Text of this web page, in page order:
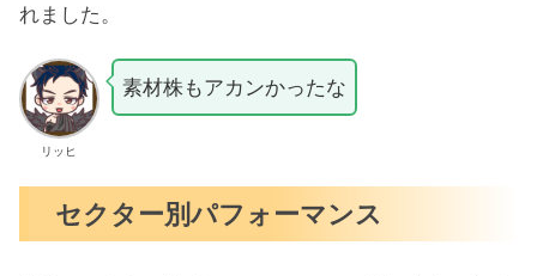
れました。
リッヒ
素材株もアカンかったな
セクター別パフォーマンス